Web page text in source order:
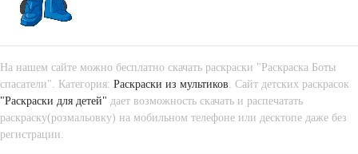
На нашем сайте можно бесплатно скачать раскраски "Раскраска Боты
спасатели". Категория: Раскраски из мультиков. Сайт детских раскрасок
"Раскраски для детей" дает возможность скачать и распечатать
раскраску(розмальовку) на мобильном телефоне или десктопе даже без
регистрации.